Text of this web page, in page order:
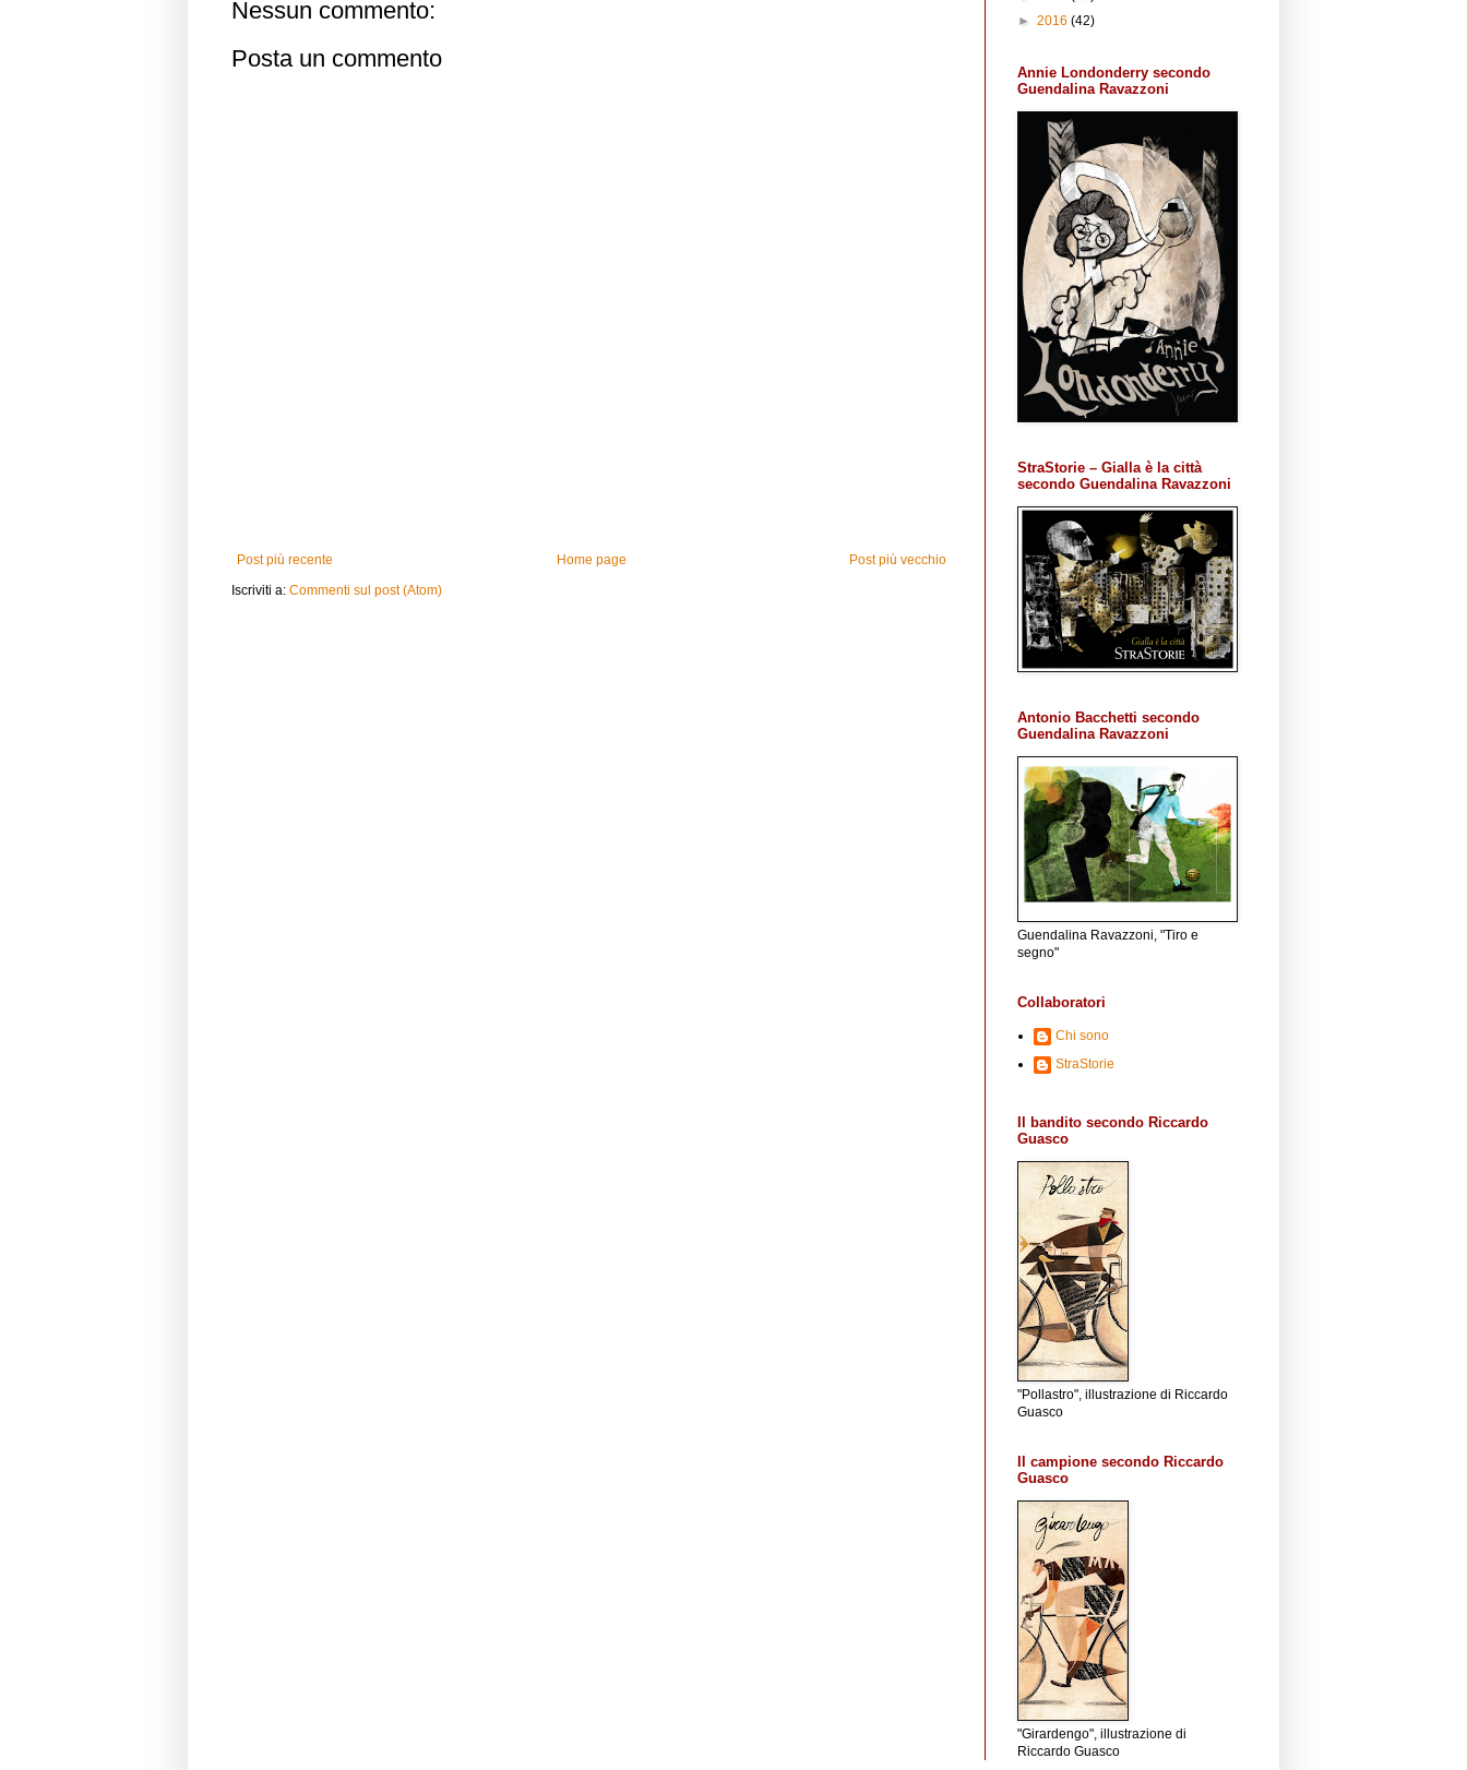
Nessun commento:
Posta un commento
Post più recente Post più vecchio
Home page
Iscriviti a: Commenti sul post (Atom)
► 2016 (42)
Annie Londonderry secondo
Guendalina Ravazzoni
StraStorie – Gialla è la città
secondo Guendalina Ravazzoni
Antonio Bacchetti secondo
Guendalina Ravazzoni
Guendalina Ravazzoni, "Tiro e
segno"
Collaboratori
Chi sono
StraStorie
Il bandito secondo Riccardo
Guasco
"Pollastro", illustrazione di Riccardo
Guasco
Il campione secondo Riccardo
Guasco
"Girardengo", illustrazione di
Riccardo Guasco